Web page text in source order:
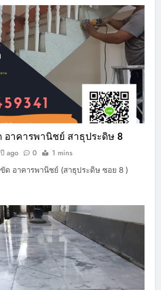
าคารพานิชย์ สาธุประดิษ 8
ago 0 1 mins
ด อาคารพานิชย์ (สาธุประดิษ ซอย 8 )